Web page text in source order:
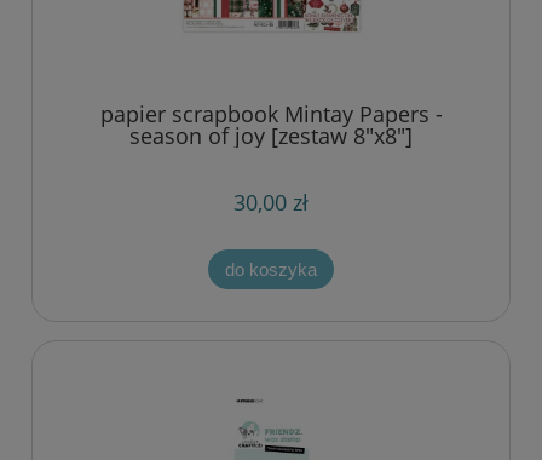
papier scrapbook Mintay Papers -
season of joy [zestaw 8"x8"]
30,00 zł
do koszyka